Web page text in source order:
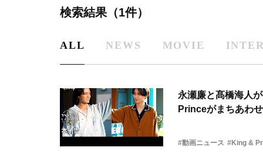
検索結果（1件）
ALL NEWS MOVIE
永瀬廉と髙橋海人
Princeがまちあわ
#動画ニュース #King &